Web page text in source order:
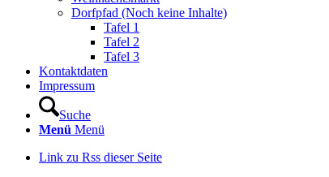
Dorfpfad (Noch keine Inhalte)
Tafel 1
Tafel 2
Tafel 3
Kontaktdaten
Impressum
Suche
Menü Menü
Link zu Rss dieser Seite